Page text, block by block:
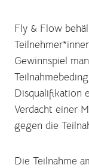
Fly & Flow
Gewinnspiel
Disqualifikation
Verdacht einer
gegen die
Die Teilnahme